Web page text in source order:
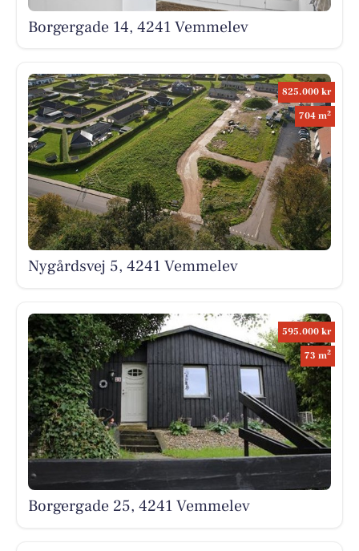
Borgergade 14, 4241 Vemmelev
825.000 kr
704 m2
Nygårdsvej 5, 4241 Vemmelev
595.000 kr
73 m2
Borgergade 25, 4241 Vemmelev